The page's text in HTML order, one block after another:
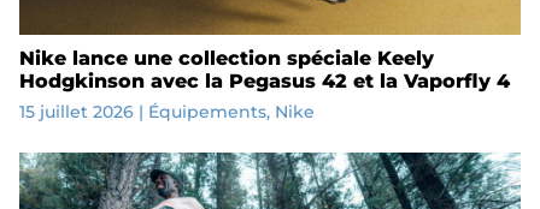
Nike lance une collection spéciale Keely
Hodgkinson avec la Pegasus 42 et la Vaporfly 4
15 juillet 2026| Équipements, Nike